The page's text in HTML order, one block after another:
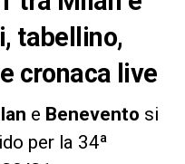
tabellino,
cronaca live
e Benevento si
per la 34ª